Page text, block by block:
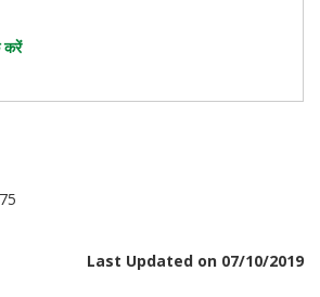
करें
Last Updated on 07/10/2019